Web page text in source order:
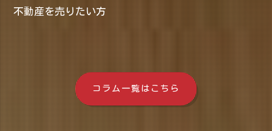
不動産を売りたい方
コラム一覧はこちら